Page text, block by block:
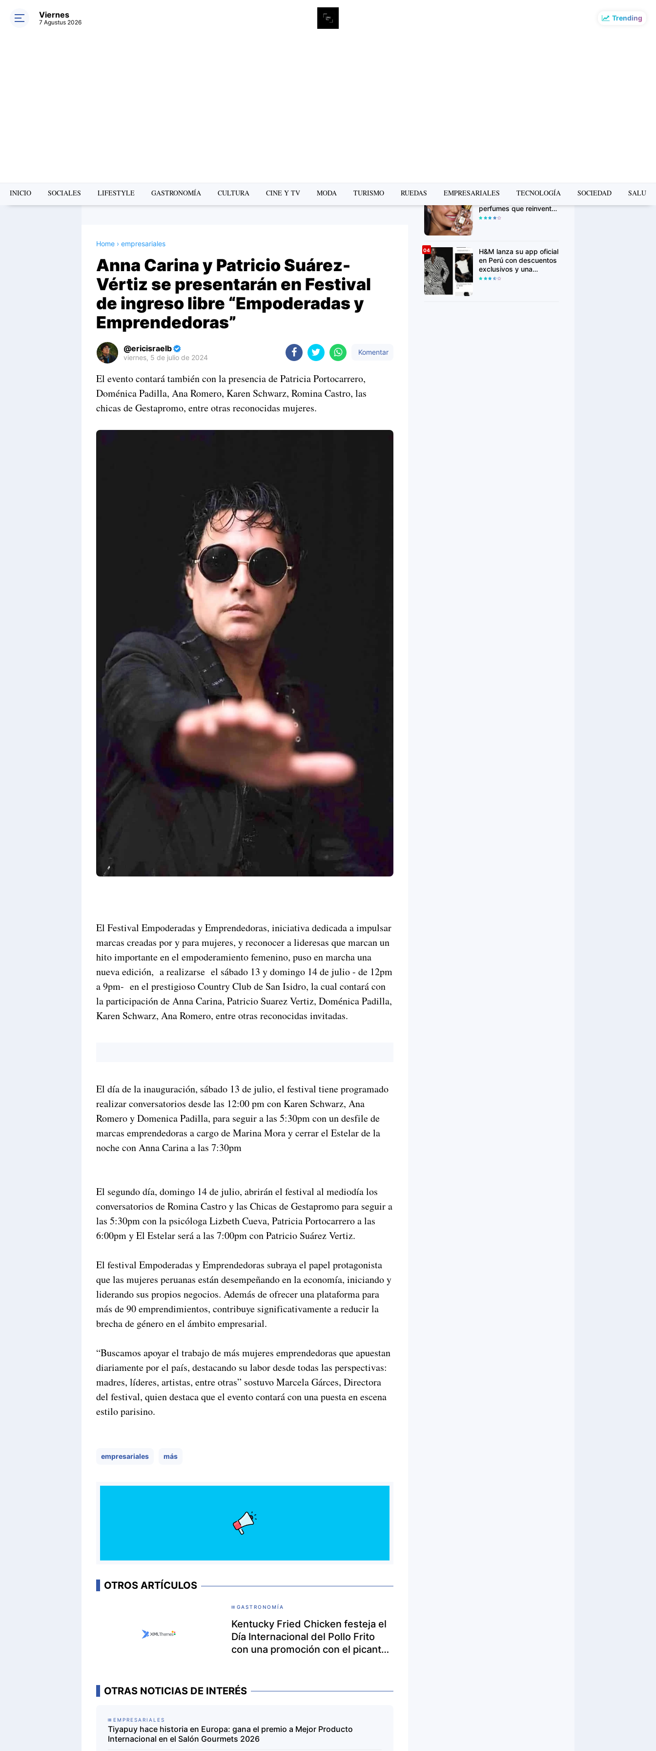
Trending
Viernes
7 Agustus 2026
INICIO SOCIALES LIFESTYLE GASTRONOMÍA CULTURA CINE Y TV MODA TURISMO RUEDAS EMPRESARIALES TECNOLOGÍA SOCIEDAD SALUD
Home › empresariales
Anna Carina y Patricio Suárez-
Vértiz se presentarán en Festival
de ingreso libre “Empoderadas y
Emprendedoras”
ericisraelb
viernes, 5 de julio de 2024
Komentar
Premium
Raushan
Design
Templates
El evento contará también con la presencia de Patricia Portocarrero,
Doménica Padilla, Ana Romero, Karen Schwarz, Romina Castro, las
chicas de Gestapromo, entre otras reconocidas mujeres.
El Festival Empoderadas y Emprendedoras, iniciativa dedicada a impulsar
marcas creadas por y para mujeres, y reconocer a lideresas que marcan un
hito importante en el empoderamiento femenino, puso en marcha una
nueva edición, a realizarse el sábado 13 y domingo 14 de julio - de 12pm
a 9pm- en el prestigioso Country Club de San Isidro, la cual contará con
la participación de Anna Carina, Patricio Suarez Vertiz, Doménica Padilla,
Karen Schwarz, Ana Romero, entre otras reconocidas invitadas.
El día de la inauguración, sábado 13 de julio, el festival tiene programado
realizar conversatorios desde las 12:00 pm con Karen Schwarz, Ana
Romero y Domenica Padilla, para seguir a las 5:30pm con un desfile de
marcas emprendedoras a cargo de Marina Mora y cerrar el Estelar de la
noche con Anna Carina a las 7:30pm
El segundo día, domingo 14 de julio, abrirán el festival al mediodía los
conversatorios de Romina Castro y las Chicas de Gestapromo para seguir a
las 5:30pm con la psicóloga Lizbeth Cueva, Patricia Portocarrero a las
6:00pm y El Estelar será a las 7:00pm con Patricio Suárez Vertiz.
El festival Empoderadas y Emprendedoras subraya el papel protagonista
que las mujeres peruanas están desempeñando en la economía, iniciando y
liderando sus propios negocios. Además de ofrecer una plataforma para
más de 90 emprendimientos, contribuye significativamente a reducir la
brecha de género en el ámbito empresarial.
“Buscamos apoyar el trabajo de más mujeres emprendedoras que apuestan
diariamente por el país, destacando su labor desde todas las perspectivas:
madres, líderes, artistas, entre otras” sostuvo Marcela Gárces, Directora
del festival, quien destaca que el evento contará con una puesta en escena
estilo parisino.
empresariales más
OTROS ARTÍCULOS
GASTRONOMÍA
Kentucky Fried Chicken festeja el
Día Internacional del Pollo Frito
con una promoción con el picante
OTRAS NOTICIAS DE INTERÉS
EMPRESARIALES
Tiyapuy hace historia en Europa: gana el premio a Mejor Producto
Internacional en el Salón Gourmets 2026
Avon Iconic Collection: la
perfumes que reinventa
sus fragancias clásicas
H&M lanza su app oficial
en Perú con descuentos
exclusivos y una
experiencia de compra